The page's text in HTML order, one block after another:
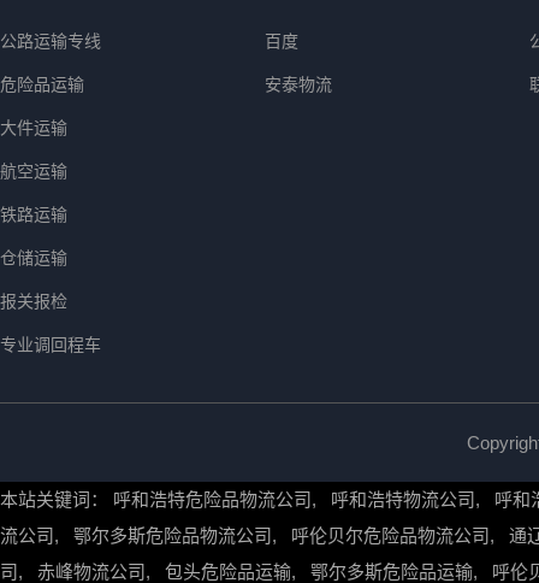
公路运输专线
危险品运输
大件运输
航空运输
铁路运输
仓储运输
报关报检
专业调回程车
百度
安泰物流
本站关键词： 呼和浩特危险品物流公司, 呼和浩特物流公司, 呼和
流公司, 鄂尔多斯危险品物流公司, 呼伦贝尔危险品物流公司, 通
司, 赤峰物流公司, 包头危险品运输, 鄂尔多斯危险品运输, 呼伦